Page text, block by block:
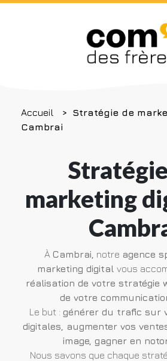
Accueil
Stratégie de
Cambrai
marketing
À Cambrai, notre agence
marketing digital vous
réalisation de votre stratégie
de votre
Le but : générer du trafic sur
digitales, augmenter vos
image, gagner en
Nous savons que chaque